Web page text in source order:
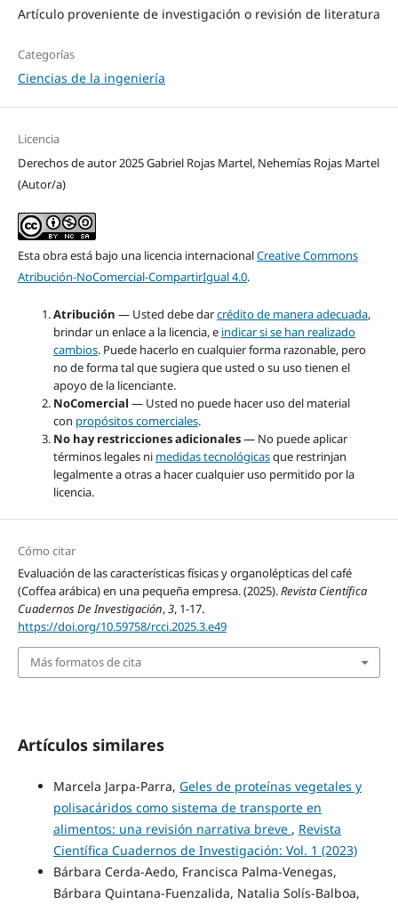
Artículo proveniente de investigación o revisión de literatura
Categorías
Ciencias de la ingeniería
Licencia
Derechos de autor 2025 Gabriel Rojas Martel, Nehemías Rojas Martel
(Autor/a)
Esta obra está bajo una licencia internacionalCreative Commons
Atribución-NoComercial-CompartirIgual 4.0.
Atribución — Usted debe darcrédito de manera adecuada,
brindar un enlace a la licencia, e indicar si se han realizado
cambios. Puede hacerlo en cualquier forma razonable, pero
no de forma tal que sugiera que usted o su uso tienen el
apoyo de la licenciante.
NoComercial — Usted no puede hacer uso del material
con propósitos comerciales.
No hay restricciones adicionales— No puede aplicar
términos legales ni medidas tecnológicasque restrinjan
legalmente a otras a hacer cualquier uso permitido por la
licencia.
Cómo citar
Evaluación de las características físicas y organolépticas del café
(Coffea arábica) en una pequeña empresa. (2025).Revista Científica
Cuadernos De Investigación,3, 1-17.
https://doi.org/10.59758/rcci.2025.3.e49
Más formatos de cita
Artículos similares
Marcela Jarpa-Parra, Geles de proteínas vegetales y
polisacáridos como sistema de transporte en
alimentos: una revisión narrativa breve , Revista
Científica Cuadernos de Investigación: Vol. 1 (2023)
Bárbara Cerda-Aedo, Francisca Palma-Venegas,
Bárbara Quintana-Fuenzalida, Natalia Solís-Balboa,